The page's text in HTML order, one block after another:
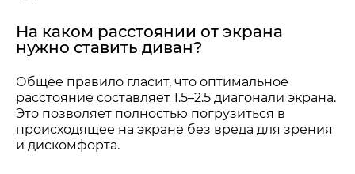
На каком расстоянии от экрана
нужно ставить диван?
Общее правило гласит, что оптимальное
расстояние составляет 1.5–2.5 диагонали экрана.
Это позволяет полностью погрузиться в
происходящее на экране без вреда для зрения
и дискомфорта.